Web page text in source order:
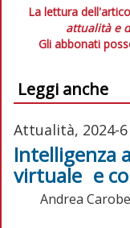
La lettura
attualità e
Gli abbonati
Leggi anche
Attualità, 2024-6
Intelligenza
virtuale e
Andrea